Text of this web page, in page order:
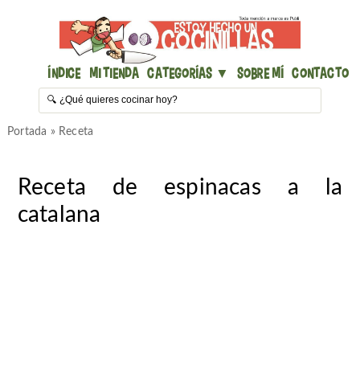
Índice Mi Tienda Categorías ▼ Sobre mí Contacto
Portada » Receta
Receta de espinacas a la
catalana